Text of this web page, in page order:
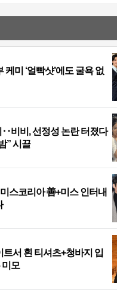
미 ‘얼빡샷’에도 굴욕 없
비비, 선정성 논란 터졌다
” 시끌
미스코리아 善+미스 인터내
트서 흰 티셔츠+청바지 입
모